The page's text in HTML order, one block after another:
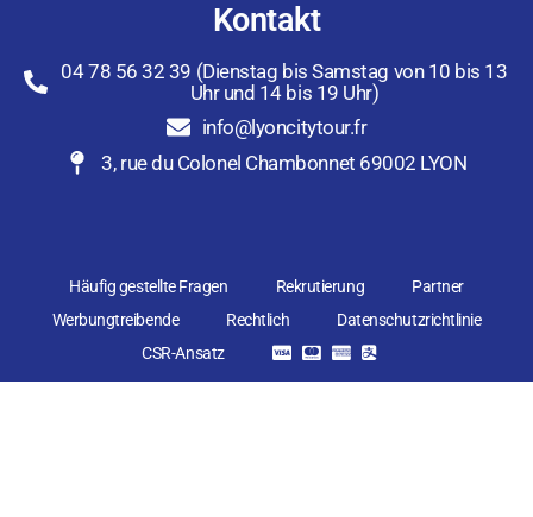
Kontakt
04 78 56 32 39 (Dienstag bis Samstag von 10 bis 13
Uhr und 14 bis 19 Uhr)
info@lyoncitytour.fr
3, rue du Colonel Chambonnet 69002 LYON
Häufig gestellte Fragen Rekrutierung
Partner
Werbungtreibende
Rechtlich
Datenschutzrichtlinie
CSR-Ansatz